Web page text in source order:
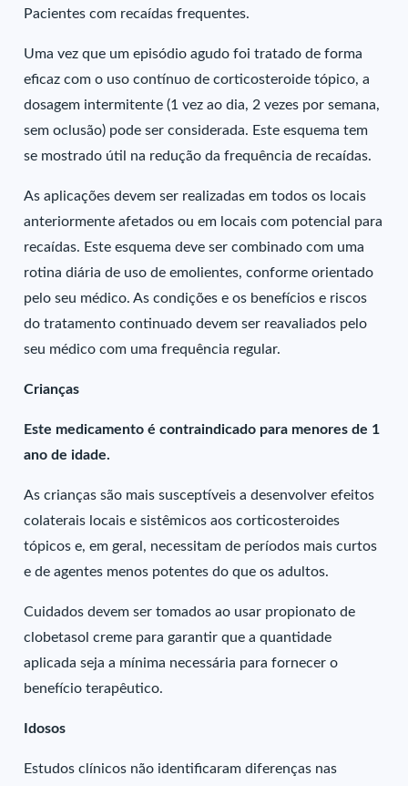
Pacientes com recaídas frequentes.
Uma vez que um episódio agudo foi tratado de forma
eficaz com o uso contínuo de corticosteroide tópico, a
dosagem intermitente (1 vez ao dia, 2 vezes por semana,
sem oclusão) pode ser considerada. Este esquema tem
se mostrado útil na redução da frequência de recaídas.
As aplicações devem ser realizadas em todos os locais
anteriormente afetados ou em locais com potencial para
recaídas. Este esquema deve ser combinado com uma
rotina diária de uso de emolientes, conforme orientado
pelo seu médico. As condições e os benefícios e riscos
do tratamento continuado devem ser reavaliados pelo
seu médico com uma frequência regular.
Crianças
Este medicamento é contraindicado para menores de 1
ano de idade.
As crianças são mais susceptíveis a desenvolver efeitos
colaterais locais e sistêmicos aos corticosteroides
tópicos e, em geral, necessitam de períodos mais curtos
e de agentes menos potentes do que os adultos.
Cuidados devem ser tomados ao usar propionato de
clobetasol creme para garantir que a quantidade
aplicada seja a mínima necessária para fornecer o
benefício terapêutico.
Idosos
Estudos clínicos não identificaram diferenças nas